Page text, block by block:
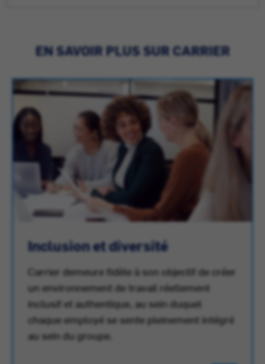
EN SAVOIR PLUS SUR CARRIER
Inclusion et diversité
Carrier demeure fidèle à son objectif de créer
un environnement de travail réellement
inclusif et authentique, au sein duquel
chaque employé se sente pleinement intégré
au sein du groupe.